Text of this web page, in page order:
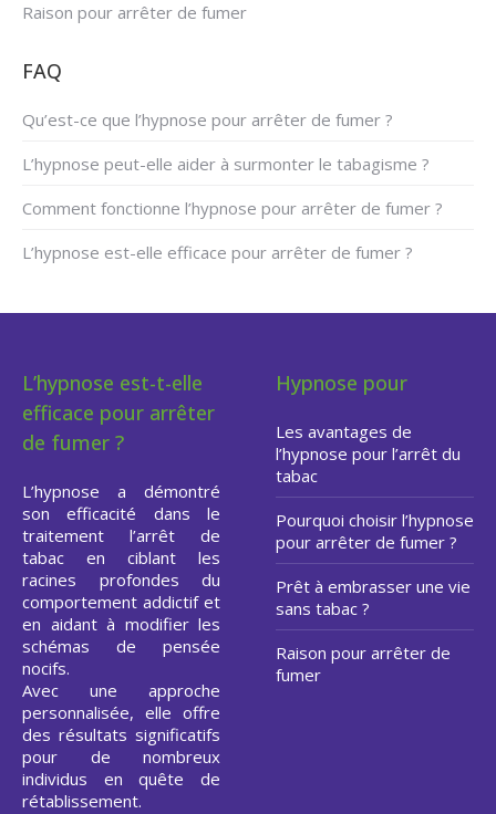
Raison pour arrêter de fumer
FAQ
Qu’est-ce que l’hypnose pour arrêter de fumer ?
L’hypnose peut-elle aider à surmonter le tabagisme ?
Comment fonctionne l’hypnose pour arrêter de fumer ?
L’hypnose est-elle efficace pour arrêter de fumer ?
L’hypnose est-t-elle
efficace pour arrêter
de fumer ?
L’hypnose a démontré
son efficacité dans le
traitement l’arrêt de
tabac en ciblant les
racines profondes du
comportement addictif et
en aidant à modifier les
schémas de pensée
nocifs.
Avec une approche
personnalisée, elle offre
des résultats significatifs
pour de nombreux
individus en quête de
rétablissement.
Hypnose pour
Les avantages de
l’hypnose pour l’arrêt du
tabac
Pourquoi choisir l’hypnose
pour arrêter de fumer ?
Prêt à embrasser une vie
sans tabac ?
Raison pour arrêter de
fumer